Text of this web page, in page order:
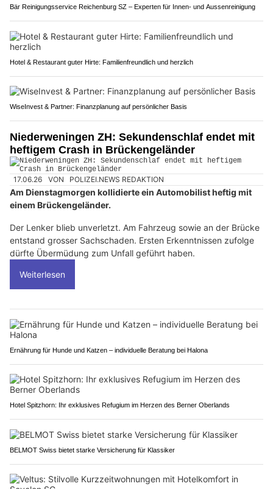
Bär Reinigungsservice Reichenburg SZ – Experten für Innen- und Aussenreinigung
Hotel & Restaurant guter Hirte: Familienfreundlich und herzlich
WiseInvest & Partner: Finanzplanung auf persönlicher Basis
Niederweningen ZH: Sekundenschlaf endet mit
heftigem Crash in Brückengeländer
17.06.26 VON POLIZEI.NEWS REDAKTION
Am Dienstagmorgen kollidierte ein Automobilist heftig mit
einem Brückengeländer.
Der Lenker blieb unverletzt. Am Fahrzeug sowie an der Brücke
entstand grosser Sachschaden. Ersten Erkenntnissen zufolge
dürfte Übermüdung zum Unfall geführt haben.
Weiterlesen
Ernährung für Hunde und Katzen – individuelle Beratung bei Halona
Hotel Spitzhorn: Ihr exklusives Refugium im Herzen des Berner Oberlands
BELMOT Swiss bietet starke Versicherung für Klassiker